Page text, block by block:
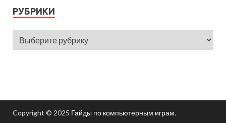
РУБРИКИ
Copyright © 2025 Гайды по компьютерным играм.